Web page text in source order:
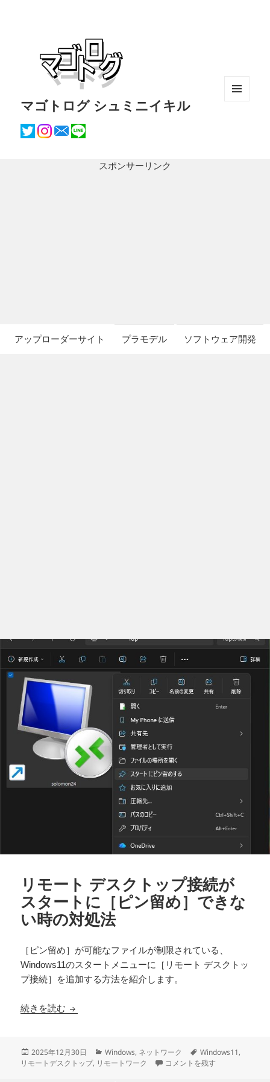
マゴトログ シュミニイキル
スポンサーリンク
アップローダーサイト プラモデル ソフトウェア開発
リモート デスクトップ接続が
スタートに［ピン留め］できな
い時の対処法
［ピン留め］が可能なファイルが制限されている、
Windows11のスタートメニューに［リモート デスクトッ
プ接続］を追加する方法を紹介します。
続きを読む リモート デスクトップ接続がスタートに［ピン
投
稿
2025年12月30日
カ
テ
Windows, ネットワーク
タ
グ
Windows11,
リモートデスクトップ, リモートワーク リモート デスクトップ接続が
コメントを残す